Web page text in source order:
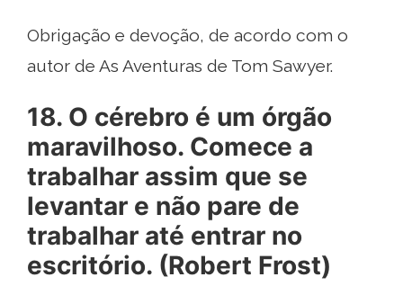
Obrigação e devoção, de acordo com o
autor de As Aventuras de Tom Sawyer.
18. O cérebro é um órgão
maravilhoso. Comece a
trabalhar assim que se
levantar e não pare de
trabalhar até entrar no
escritório. (Robert Frost)